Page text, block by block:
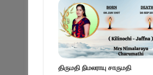
திருமதி நிமலராயு சாருமதி